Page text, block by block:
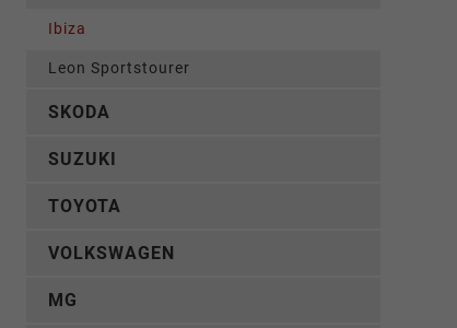
Ibiza
Leon Sportstourer
SKODA
SUZUKI
TOYOTA
VOLKSWAGEN
MG